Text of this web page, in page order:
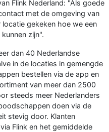
Flink Nederland: "Als goede
met de omgeving van
gekeken hoe we een
zijn".
dan 40 Nederlandse
in de locaties in gemengde
bestellen via de app en
van meer dan 2500
steeds meer Nederlanders
doen via de
stevig door. Klanten
Flink en het gemiddelde